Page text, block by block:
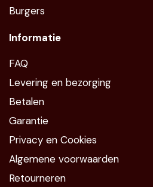
Burgers
Informatie
FAQ
Levering en bezorging
Betalen
Garantie
Privacy en Cookies
Algemene voorwaarden
Retourneren